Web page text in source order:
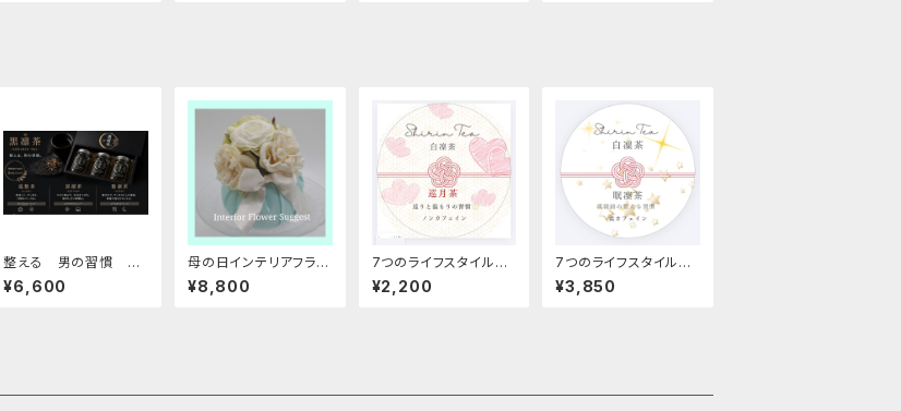
整える 男の習慣 コ
ンセプトティー 黒凜
茶 父の日 GIFT プ
¥6,600
母の日インテリアフラワ
ー ルームサシェ R0
2
¥8,800
7つのライフスタイルコ
ンセプトティー 巡月茶
¥2,200
7つのライフスタイルコ
ンセプトティー 7種類
セット
¥3,850